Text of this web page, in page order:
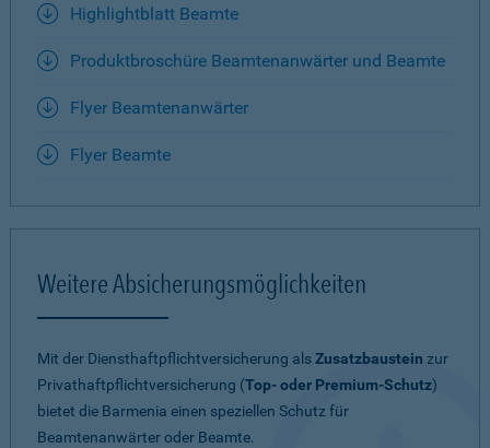
Highlightblatt Beamte
Produktbroschüre Beamtenanwärter und Beamte
Flyer Beamtenanwärter
Flyer Beamte
Weitere Absicherungsmöglichkeiten
Mit der Diensthaftpflichtversicherung alsZusatzbaustein zur
Privathaftpflichtversicherung (Top- oder Premium-Schutz)
bietet die Barmenia einen speziellen Schutz für
Beamtenanwärter oder Beamte.